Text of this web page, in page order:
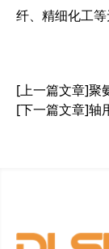
纤、精细化工等
[上一篇文章]聚
[下一篇文章]轴